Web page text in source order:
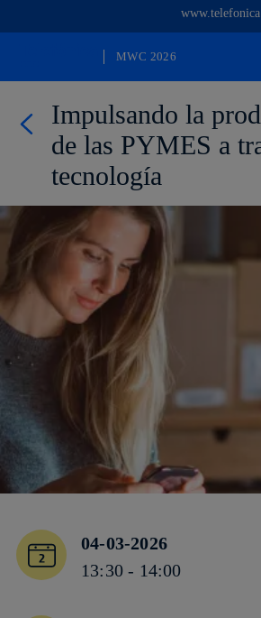
Saltar al
principal
MWC 2026
Impulsando la
de las PYMES a
tecnología
04-03-2026
13:30 - 14:00